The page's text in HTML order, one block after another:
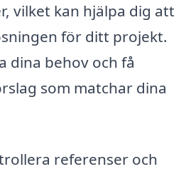
vilket kan hjälpa dig att
för ditt projekt.
dina behov och få
som matchar dina
referenser och